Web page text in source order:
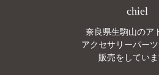
chiel
奈良県生駒山のア
アクセサリーパー
販売をしていま